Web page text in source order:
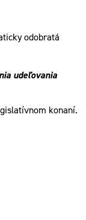
odobratá
udeľovania
konaní.